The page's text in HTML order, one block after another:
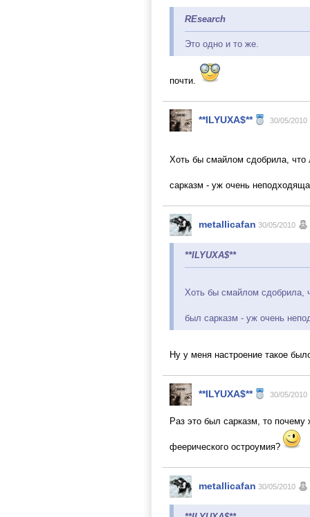
REsearch
Это одно и то же.
почти.
**ILYUXA$** 30/05/2010
Хоть бы смайлом сдобрила, что
сарказм - уж очень
metallicafan 30/05/2010
**ILYUXA$**
Хоть бы смайлом сдобрила,
был сарказм - уж очень
Ну у меня настроение такое
**ILYUXA$** 30/05/2010
Раз это был сарказм, то почему
феерического остроумия?
metallicafan 30/05/2010